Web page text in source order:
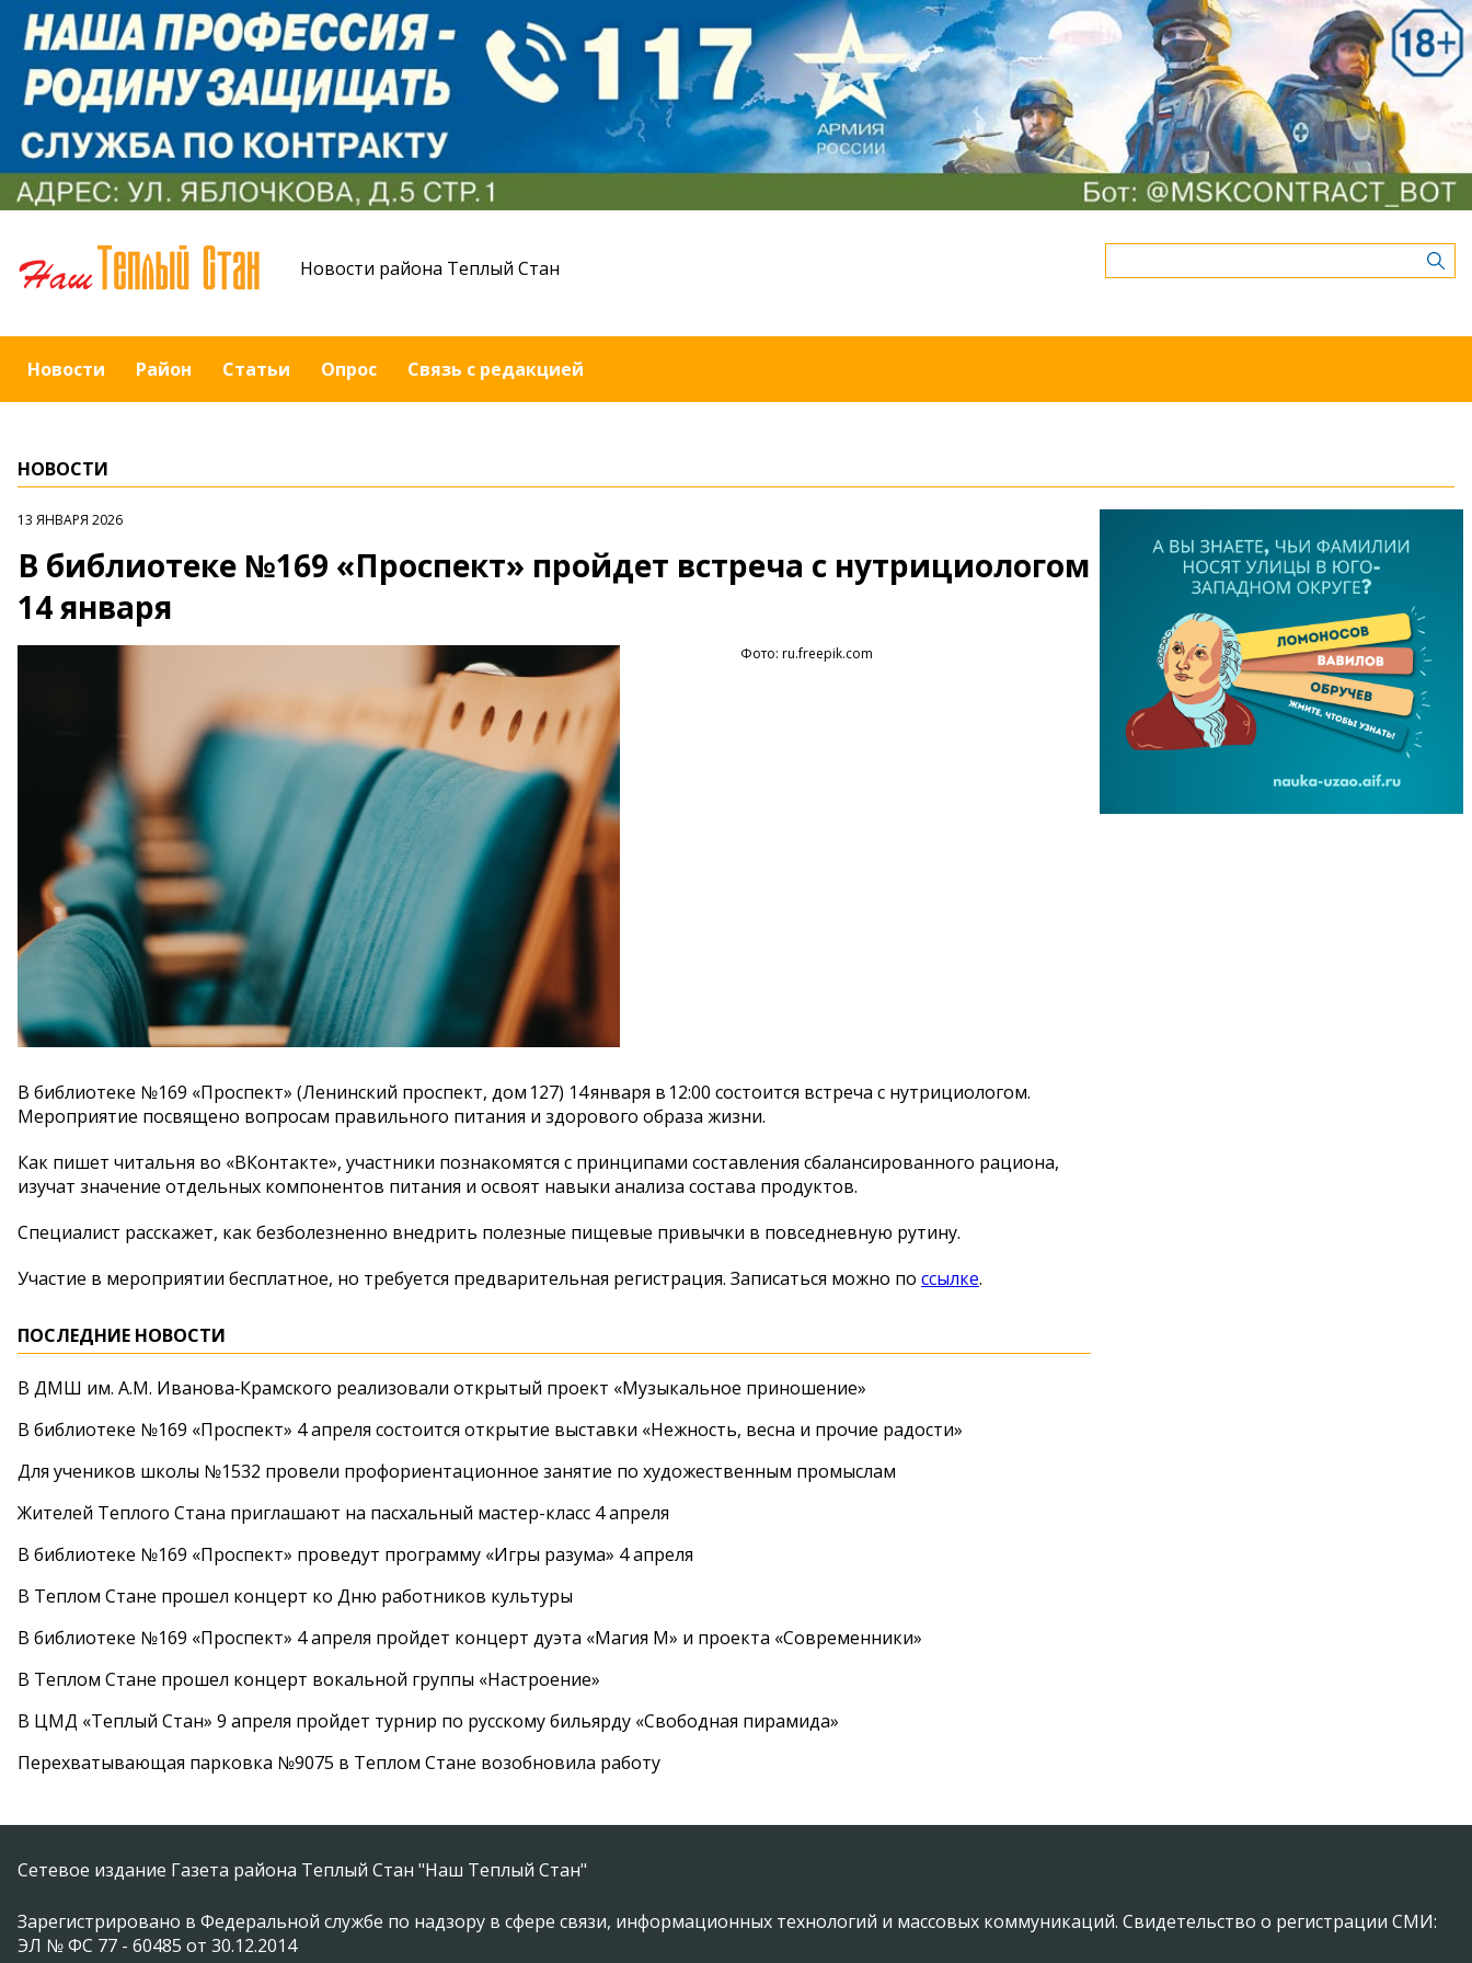
Новости района Теплый Стан
Новости Район Статьи Опрос Связь с редакцией
НОВОСТИ
13 ЯНВАРЯ 2026
В библиотеке №169 «Проспект» пройдет встреча с нутрициологом
14 января
Фото: ru.freepik.com
В библиотеке №169 «Проспект» (Ленинский проспект, дом 127) 14 января в 12:00 состоится встреча с нутрициологом.
Мероприятие посвящено вопросам правильного питания и здорового образа жизни.
Как пишет читальня во «ВКонтакте», участники познакомятся с принципами составления сбалансированного рациона,
изучат значение отдельных компонентов питания и освоят навыки анализа состава продуктов.
Специалист расскажет, как безболезненно внедрить полезные пищевые привычки в повседневную рутину.
Участие в мероприятии бесплатное, но требуется предварительная регистрация. Записаться можно по ссылке.
ПОСЛЕДНИЕ НОВОСТИ
В ДМШ им. А.М. Иванова‑Крамского реализовали открытый проект «Музыкальное приношение»
В библиотеке №169 «Проспект» 4 апреля состоится открытие выставки «Нежность, весна и прочие радости»
Для учеников школы №1532 провели профориентационное занятие по художественным промыслам
Жителей Теплого Стана приглашают на пасхальный мастер-класс 4 апреля
В библиотеке №169 «Проспект» проведут программу «Игры разума» 4 апреля
В Теплом Стане прошел концерт ко Дню работников культуры
В библиотеке №169 «Проспект» 4 апреля пройдет концерт дуэта «Магия М» и проекта «Современники»
В Теплом Стане прошел концерт вокальной группы «Настроение»
В ЦМД «Теплый Стан» 9 апреля пройдет турнир по русскому бильярду «Свободная пирамида»
Перехватывающая парковка №9075 в Теплом Стане возобновила работу
Сетевое издание Газета района Теплый Стан "Наш Теплый Стан"
Зарегистрировано в Федеральной службе по надзору в сфере связи, информационных технологий и массовых коммуникаций. Свидетельство о регистрации СМИ:
ЭЛ № ФС 77 - 60485 от 30.12.2014